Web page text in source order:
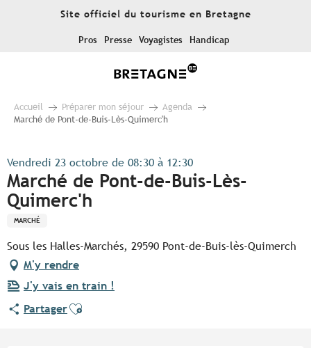
Site officiel du tourisme en Bretagne
Pros Presse Voyagistes Handicap
Accueil Préparer mon séjour
Agenda
Marché de Pont-de-Buis-Lès-Quimerc'h
Vendredi 23 octobre de 08:30 à 12:30
Marché de Pont-de-Buis-Lès-
Quimerc'h
MARCHÉ
Sous les Halles-Marchés, 29590 Pont-de-Buis-lès-Quimerch
M'y rendre
J'y vais en train !
PartagerAjouter aux favoris